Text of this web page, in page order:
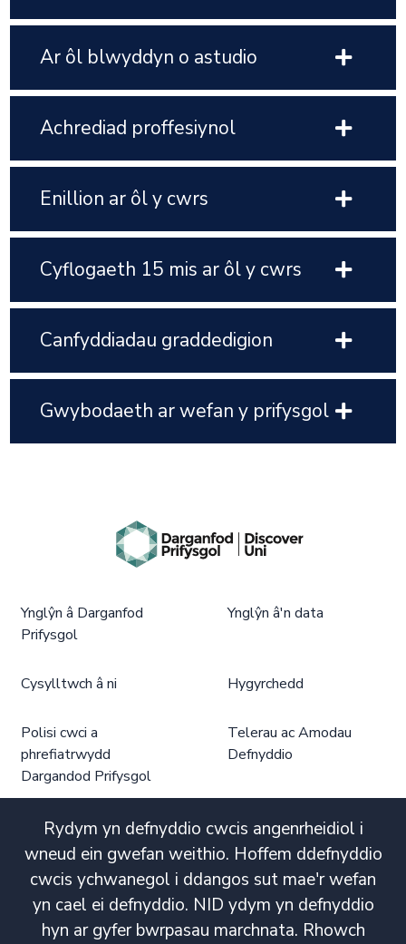
Ar ôl blwyddyn o astudio
Achrediad proffesiynol
Enillion ar ôl y cwrs
Cyflogaeth 15 mis ar ôl y cwrs
Canfyddiadau graddedigion
Gwybodaeth ar wefan y prifysgol
Rydym yn defnyddio cwcis angenrheidiol i
wneud ein gwefan weithio. Hoffem ddefnyddio
cwcis ychwanegol i ddangos sut mae'r wefan
yn cael ei defnyddio. NID ydym yn defnyddio
hyn ar gyfer bwrpasau marchnata. Rhowch
Ynglŷn â Darganfod
Prifysgol
Ynglŷn â'n data
Cysylltwch â ni Hygyrchedd
Polisi cwci a
phrefiatrwydd
Dargandod Prifysgol
Telerau ac Amodau
Defnyddio